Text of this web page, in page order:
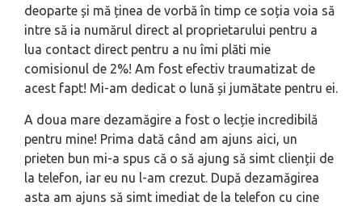
deoparte și mă ținea de vorbă în timp ce soția voia să
intre să ia numărul direct al proprietarului pentru a
lua contact direct pentru a nu îmi plăti mie
comisionul de 2%! Am fost efectiv traumatizat de
acest fapt! Mi-am dedicat o lună și jumătate pentru ei.
A doua mare dezamăgire a fost o lecție incredibilă
pentru mine! Prima dată când am ajuns aici, un
prieten bun mi-a spus că o să ajung să simt clienții de
la telefon, iar eu nu l-am crezut. După dezamăgirea
asta am ajuns să simt imediat de la telefon cu cine